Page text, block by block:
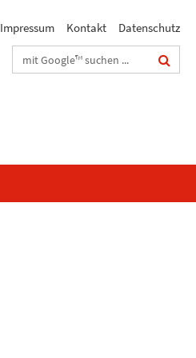
Impressum Kontakt
Datenschutz
Suchbegriffe